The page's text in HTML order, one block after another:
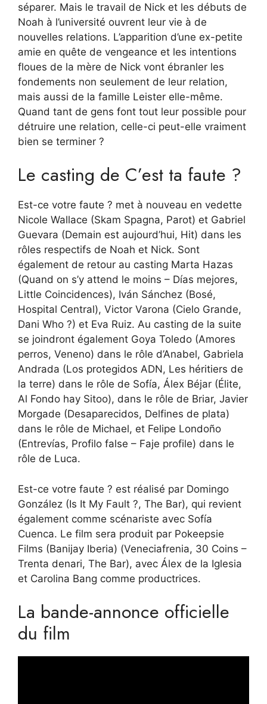
séparer. Mais le travail de Nick et les débuts de
Noah à l’université ouvrent leur vie à de
nouvelles relations. L’apparition d’une ex-petite
amie en quête de vengeance et les intentions
floues de la mère de Nick vont ébranler les
fondements non seulement de leur relation,
mais aussi de la famille Leister elle-même.
Quand tant de gens font tout leur possible pour
détruire une relation, celle-ci peut-elle vraiment
bien se terminer ?
Le casting de C’est ta faute ?
Est-ce votre faute ? met à nouveau en vedette
Nicole Wallace (Skam Spagna, Parot) et Gabriel
Guevara (Demain est aujourd’hui, Hit) dans les
rôles respectifs de Noah et Nick. Sont
également de retour au casting Marta Hazas
(Quand on s’y attend le moins – Días mejores,
Little Coincidences), Iván Sánchez (Bosé,
Hospital Central), Victor Varona (Cielo Grande,
Dani Who ?) et Eva Ruiz. Au casting de la suite
se joindront également Goya Toledo (Amores
perros, Veneno) dans le rôle d’Anabel, Gabriela
Andrada (Los protegidos ADN, Les héritiers de
la terre) dans le rôle de Sofía, Álex Béjar (Élite,
Al Fondo hay Sitoo), dans le rôle de Briar, Javier
Morgade (Desaparecidos, Delfines de plata)
dans le rôle de Michael, et Felipe Londoño
(Entrevías, Profilo false – Faje profile) dans le
rôle de Luca.
Est-ce votre faute ? est réalisé par Domingo
González (Is It My Fault ?, The Bar), qui revient
également comme scénariste avec Sofía
Cuenca. Le film sera produit par Pokeepsie
Films (Banijay Iberia) (Veneciafrenia, 30 Coins –
Trenta denari, The Bar), avec Álex de la Iglesia
et Carolina Bang comme productrices.
La bande-annonce officielle
du film